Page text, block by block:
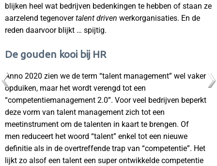
blijken heel wat bedrijven bedenkingen te hebben of staan ze
aarzelend tegenovertalent driven werkorganisaties. En de
reden daarvoor blijkt … spijtig.
De gouden kooi bij HR
Anno 2020 zien we de term “talent management” wel vaker
opduiken, maar het wordt verengd tot een
“competentiemanagement 2.0”. Voor veel bedrijven beperkt
deze vorm van talent management zich tot een
meetinstrument om de talenten in kaart te brengen. Of
men reduceert het woord “talent” enkel tot een nieuwe
definitie als in de overtreffende trap van “competentie”. Het
lijkt zo alsof een talent een super ontwikkelde competentie